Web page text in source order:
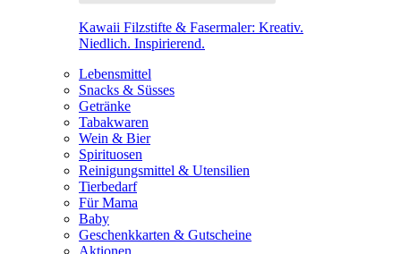
Kawaii Filzstifte & Fasermaler: Kreativ.
Niedlich. Inspirierend.
Lebensmittel
Snacks & Süsses
Getränke
Tabakwaren
Wein & Bier
Spirituosen
Reinigungsmittel & Utensilien
Tierbedarf
Für Mama
Baby
Geschenkkarten & Gutscheine
Aktionen